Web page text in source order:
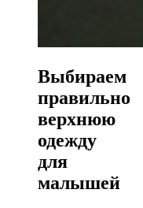
Выбираем
правильно
верхнюю
одежду
для
малышей